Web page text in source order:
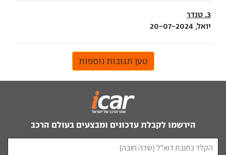
3. טנדר
יואל, 20-07-2024
טען תגובות נוספות
הירשמו לקבלת עדכונים ומבצעים בעולם הרכב